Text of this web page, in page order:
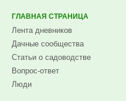
ГЛАВНАЯ СТРАНИЦА
Лента дневников
Дачные сообщества
Статьи о садоводстве
Вопрос-ответ
Люди